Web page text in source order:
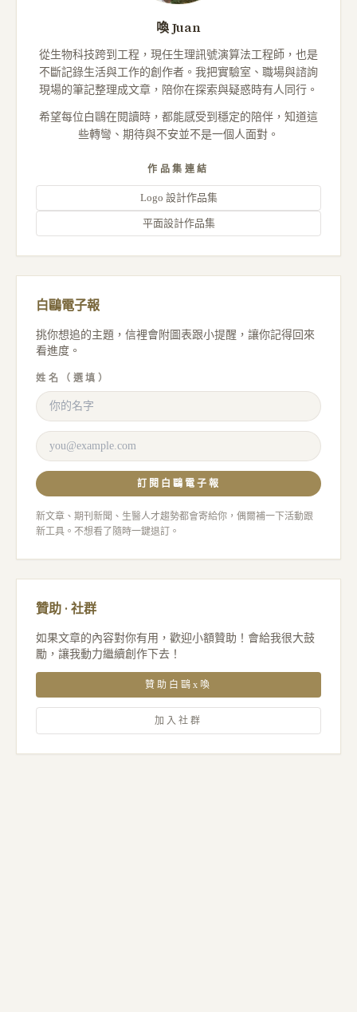
喚 Juan
從生物科技跨到工程，現任生理訊號演算法工程師，也是
不斷記錄生活與工作的創作者。我把實驗室、職場與諮詢
現場的筆記整理成文章，陪你在探索與疑惑時有人同行。
希望每位白鷗在閱讀時，都能感受到穩定的陪伴，知道這
些轉彎、期待與不安並不是一個人面對。
作品集連結
Logo 設計作品集
平面設計作品集
白鷗電子報
挑你想追的主題，信裡會附圖表跟小提醒，讓你記得回來
看進度。
姓名（選填）
訂閱白鷗電子報
新文章、期刊新聞、生醫人才趨勢都會寄給你，偶爾補一下活動跟
新工具。不想看了隨時一鍵退訂。
贊助 · 社群
如果文章的內容對你有用，歡迎小額贊助！會給我很大鼓
勵，讓我動力繼續創作下去！
贊助白鷗x喚
加入社群